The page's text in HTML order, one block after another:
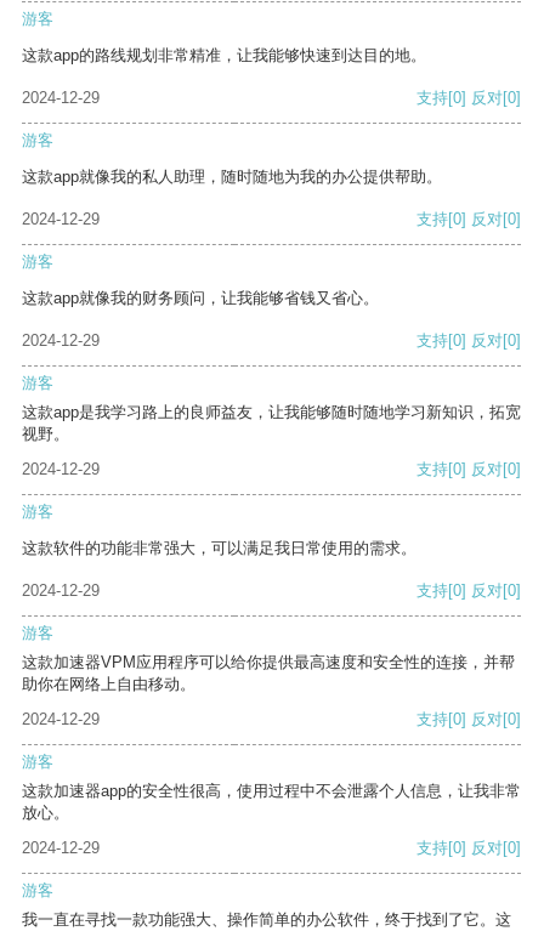
游客
这款app的路线规划非常精准，让我能够快速到达目的地。
2024-12-29 支持[0] 反对[0]
游客
这款app就像我的私人助理，随时随地为我的办公提供帮助。
2024-12-29 支持[0] 反对[0]
游客
这款app就像我的财务顾问，让我能够省钱又省心。
2024-12-29 支持[0] 反对[0]
游客
这款app是我学习路上的良师益友，让我能够随时随地学习新知识，拓宽
视野。
2024-12-29
支持[0] 反对[0]
游客
这款软件的功能非常强大，可以满足我日常使用的需求。
2024-12-29 支持[0] 反对[0]
游客
这款加速器VPM应用程序可以给你提供最高速度和安全性的连接，并帮
助你在网络上自由移动。
2024-12-29
支持[0] 反对[0]
游客
这款加速器app的安全性很高，使用过程中不会泄露个人信息，让我非常
放心。
2024-12-29
支持[0] 反对[0]
游客
我一直在寻找一款功能强大、操作简单的办公软件，终于找到了它。这